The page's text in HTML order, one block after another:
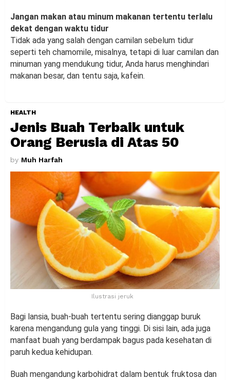
Jangan makan atau minum makanan tertentu terlalu
dekat dengan waktu tidur
Tidak ada yang salah dengan camilan sebelum tidur
seperti teh chamomile, misalnya, tetapi di luar camilan dan
minuman yang mendukung tidur, Anda harus menghindari
makanan besar, dan tentu saja, kafein.
HEALTH
Jenis Buah Terbaik untuk
Orang Berusia di Atas 50
by Muh Harfah
Ilustrasi jeruk
Bagi lansia, buah-buah tertentu sering dianggap buruk
karena mengandung gula yang tinggi. Di sisi lain, ada juga
manfaat buah yang berdampak bagus pada kesehatan di
paruh kedua kehidupan.
Buah mengandung karbohidrat dalam bentuk fruktosa dan